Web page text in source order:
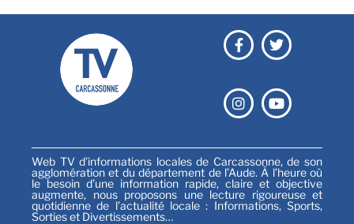
Web TV d’informations locales de Carcassonne, de son
agglomération et du département de l’Aude. À l’heure où
le besoin d’une information rapide, claire et objective
augmente, nous proposons une lecture rigoureuse et
quotidienne de l’actualité locale : Informations, Sports,
Sorties et Divertissements…